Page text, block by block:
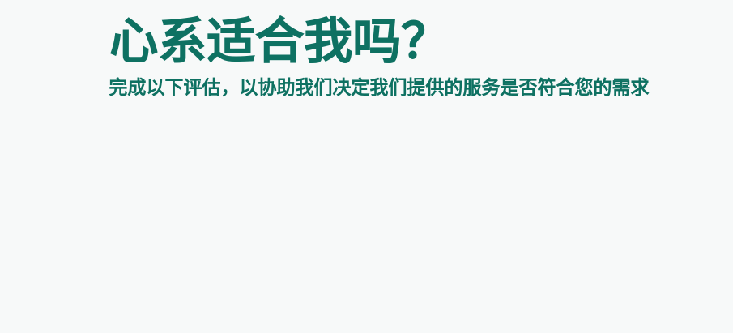
心系适合我吗？
完成以下评估，以协助我们决定我们提供的服务是否符合您的需求